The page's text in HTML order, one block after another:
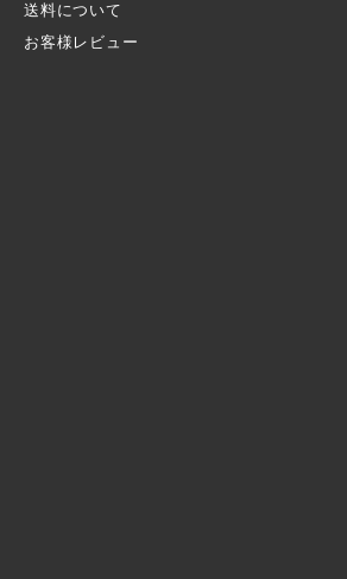
送料について
お客様レビュー